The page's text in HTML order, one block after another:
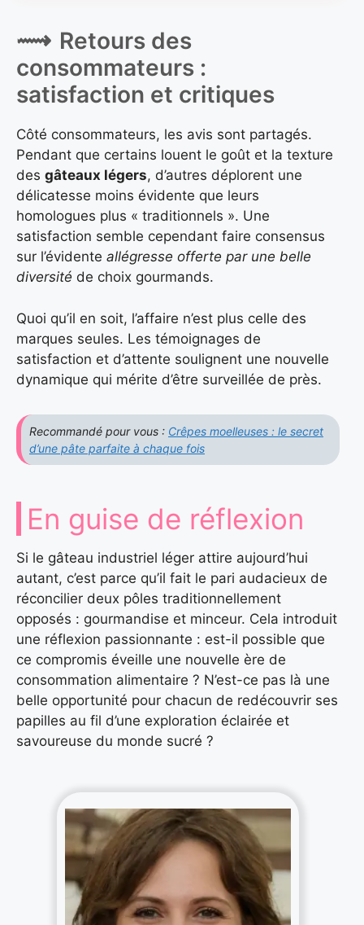
Retours des
consommateurs :
satisfaction et critiques
Côté consommateurs, les avis sont partagés.
Pendant que certains louent le goût et la texture
des gâteaux légers, d’autres déplorent une
délicatesse moins évidente que leurs
homologues plus « traditionnels ». Une
satisfaction semble cependant faire consensus
sur l’évidente allégresse offerte par une belle
diversité de choix gourmands.
Quoi qu’il en soit, l’affaire n’est plus celle des
marques seules. Les témoignages de
satisfaction et d’attente soulignent une nouvelle
dynamique qui mérite d’être surveillée de près.
Recommandé pour vous : Crêpes moelleuses : le secret
d’une pâte parfaite à chaque fois
En guise de réflexion
Si le gâteau industriel léger attire aujourd’hui
autant, c’est parce qu’il fait le pari audacieux de
réconcilier deux pôles traditionnellement
opposés : gourmandise et minceur. Cela introduit
une réflexion passionnante : est-il possible que
ce compromis éveille une nouvelle ère de
consommation alimentaire ? N’est-ce pas là une
belle opportunité pour chacun de redécouvrir ses
papilles au fil d’une exploration éclairée et
savoureuse du monde sucré ?